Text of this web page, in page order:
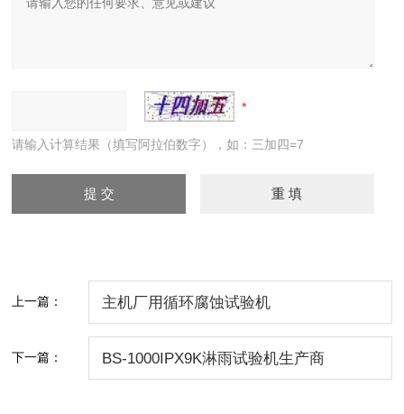
请输入计算结果（填写阿拉伯数字），如：三加四=7
上一篇： 主机厂用循环腐蚀试验机
下一篇： BS-1000IPX9K淋雨试验机生产商